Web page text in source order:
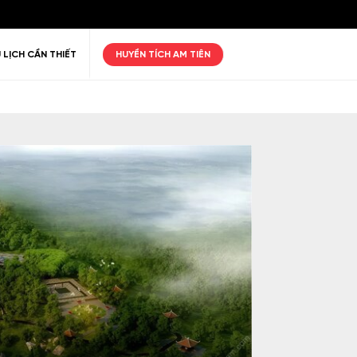
CẦN THIẾT HUYỀN TÍCH AM TIÊN
giãn